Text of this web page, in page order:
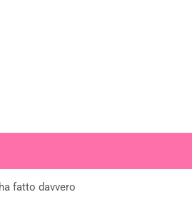
fatto davvero